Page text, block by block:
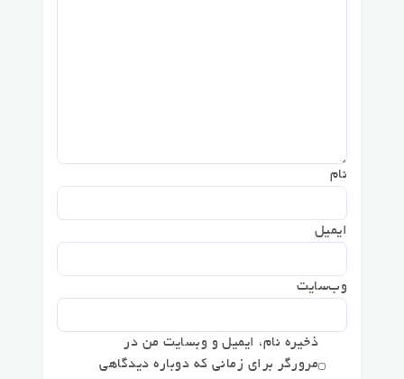
نام
ایمیل
وب‌سایت
ذخیره نام، ایمیل و وبسایت من در
مرورگر برای زمانی که دوباره دیدگاهی